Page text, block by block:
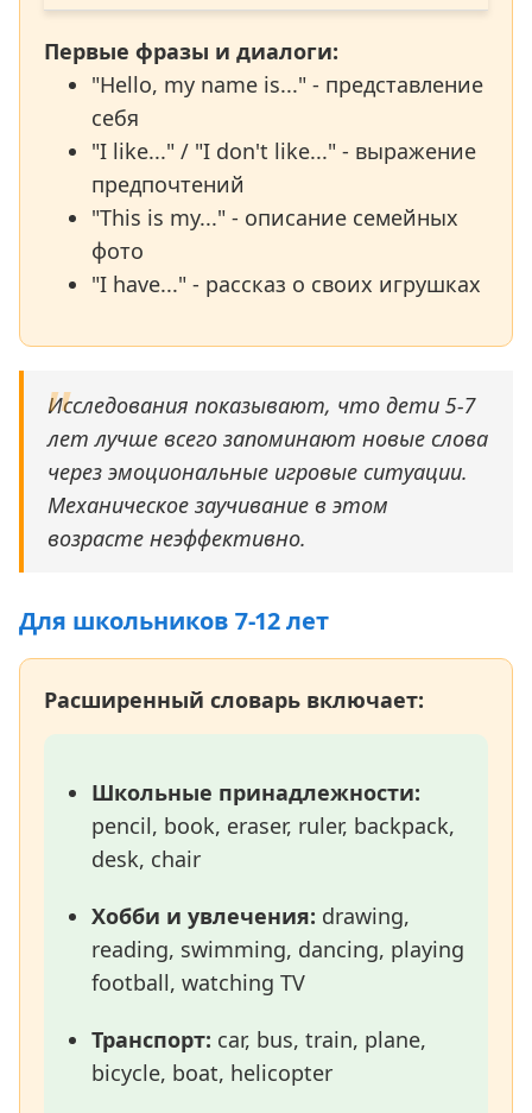
Первые фразы и диалоги:
"Hello, my name is..." - представление
себя
"I like..." / "I don't like..." - выражение
предпочтений
"This is my..." - описание семейных
фото
"I have..." - рассказ о своих игрушках
Исследования показывают, что дети 5-7
лет лучше всего запоминают новые слова
через эмоциональные игровые ситуации.
Механическое заучивание в этом
возрасте неэффективно.
Для школьников 7-12 лет
Расширенный словарь включает:
Школьные принадлежности:
pencil, book, eraser, ruler, backpack,
desk, chair
Хобби и увлечения: drawing,
reading, swimming, dancing, playing
football, watching TV
Транспорт: car, bus, train, plane,
bicycle, boat, helicopter